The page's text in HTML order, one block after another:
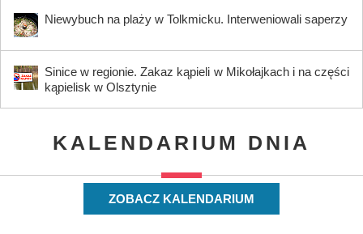
Niewybuch na plaży w Tolkmicku. Interweniowali saperzy
Sinice w regionie. Zakaz kąpieli w Mikołajkach i na części
kąpielisk w Olsztynie
KALENDARIUM DNIA
ZOBACZ KALENDARIUM